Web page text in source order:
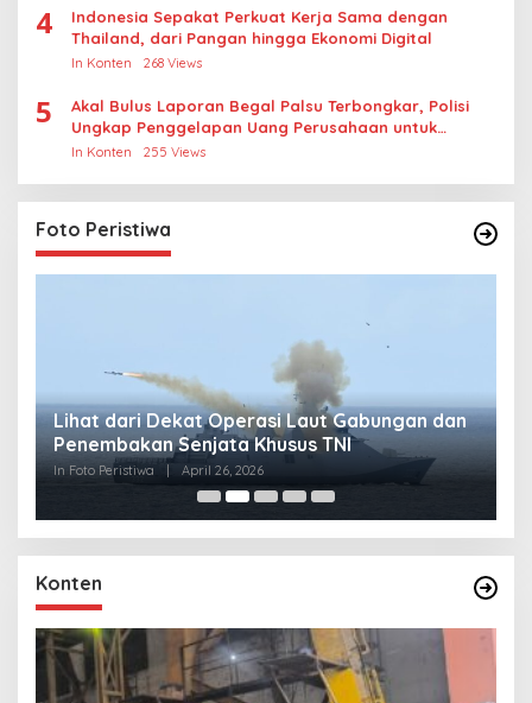
4
Indonesia Sepakat Perkuat Kerja Sama dengan
Thailand, dari Pangan hingga Ekonomi Digital
In Konten 268 Views
5
Akal Bulus Laporan Begal Palsu Terbongkar, Polisi
Ungkap Penggelapan Uang Perusahaan untuk
Crypto
In Konten 255 Views
Foto Peristiwa
Lihat dari Dekat Operasi Laut Gabungan dan
Penembakan Senjata Khusus TNI
In Foto Peristiwa | April 26, 2026
Konten